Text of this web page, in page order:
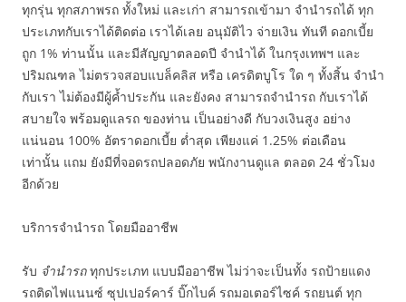
ทุกรุ่น ทุกสภาพรถ ทั้งใหม่ และเก่า สามารถเข้ามา จำนำรถได้ ทุก
ประเภทกับเราได้ติดต่อ เราได้เลย อนุมัติไว จ่ายเงิน ทันที ดอกเบี้ย
ถูก 1% ท่านนั้น และมีสัญญาตลอดปี จำนำได้ ในกรุงเทพฯ และ
ปริมณฑล ไม่ตรวจสอบแบล็คลิส หรือ เครดิตบูโร ใด ๆ ทั้งสิ้น จำนำ
กับเรา ไม่ต้องมีผู้ค้ำประกัน และยังคง สามารถจำนำรถ กับเราได้
สบายใจ พร้อมดูแลรถ ของท่าน เป็นอย่างดี กับวงเงินสูง อย่าง
แน่นอน 100% อัตราดอกเบี้ย ต่ำสุด เพียงแค่ 1.25% ต่อเดือน
เท่านั้น แถม ยังมีที่จอดรถปลอดภัย พนักงานดูแล ตลอด 24 ชั่วโมง
อีกด้วย
บริการจำนำรถ โดยมืออาชีพ
รับ จำนำรถทุกประเภท แบบมืออาชีพ ไม่ว่าจะเป็นทั้ง รถป้ายแดง
รถติดไฟแนนซ์ ซุปเปอร์คาร์ บิ๊กไบค์ รถมอเตอร์ไซค์ รถยนต์ ทุก